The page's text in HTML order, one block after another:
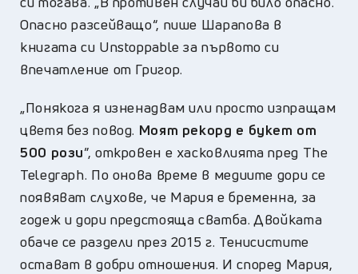
Опасно разсейващо“, пише Шарапова в
книгата си Unstoppable за първото си
впечатление от Григор.
„Понякога я изненадвам или просто изпращам
цветя без повод. Моят рекорд е букет от
500 рози”, откровен е хасковлията пред The ​​
Telegraph. По онова време в медиите дори се
появяват слухове, че Мария е бременна, за
годеж и дори предстояща сватба. Двойката
обаче се раздели през 2015 г. Тенисистите
остават в добри отношения. И според Мария,